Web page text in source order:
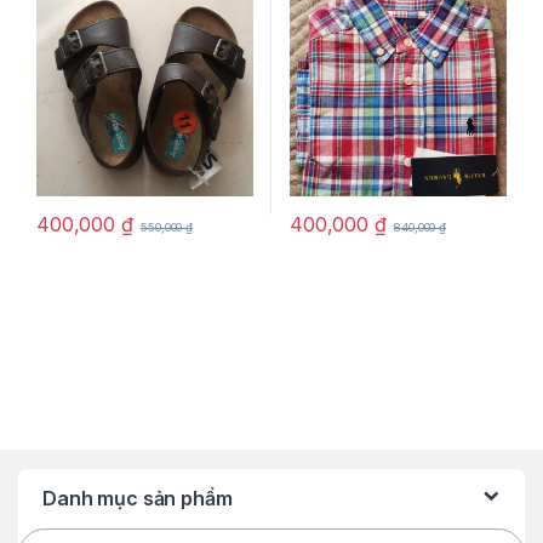
400,000 ₫ 550,000₫ 400,000 ₫ 840,000₫
Danh mục sản phẩm